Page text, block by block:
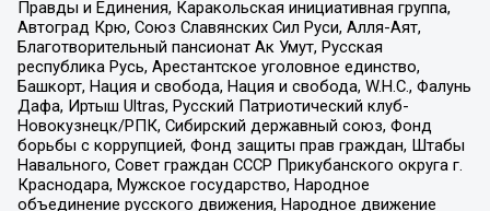
Правды и Единения, Каракольская инициативная группа,
Автоград Крю, Союз Славянских Сил Руси, Алля-Аят,
Благотворительный пансионат Ак Умут, Русская
республика Русь, Арестантское уголовное единство,
Башкорт, Нация и свобода, Нация и свобода, W.H.С., Фалунь
Дафа, Иртыш Ultras, Русский Патриотический клуб-
Новокузнецк/РПК, Сибирский державный союз, Фонд
борьбы с коррупцией, Фонд защиты прав граждан, Штабы
Навального, Совет граждан СССР Прикубанского округа г.
Краснодара, Мужское государство, Народное
объединение русского движения, Народное движение